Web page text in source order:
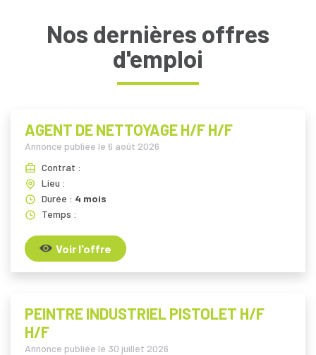
Nos dernières offres
d'emploi
AGENT DE NETTOYAGE H/F H/F
Annonce publiée le 6 août 2026
Contrat :
Lieu :
Durée : 4 mois
Temps :
Voir l'offre
PEINTRE INDUSTRIEL PISTOLET H/F
H/F
Annonce publiée le 30 juillet 2026